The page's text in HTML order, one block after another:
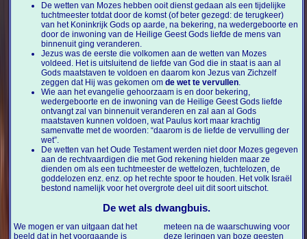
De wetten van Mozes hebben ooit dienst gedaan als een tijdelijke
tuchtmeester totdat door de komst (of beter gezegd: de terugkeer)
van het Koninkrijk Gods op aarde, na bekering, na wedergeboorte en
door de inwoning van de Heilige Geest Gods liefde de mens van
binnenuit ging veranderen.
Jezus was de eerste die volkomen aan de wetten van Mozes
voldeed. Het is uitsluitend de liefde van God die in staat is aan al
Gods maatstaven te voldoen en daarom kon Jezus van Zichzelf
zeggen dat Hij was gekomen omde wet te vervullen.
Wie aan het evangelie gehoorzaam is en door bekering,
wedergeboorte en de inwoning van de Heilige Geest Gods liefde
ontvangt zal van binnenuit veranderen en zal aan al Gods
maatstaven kunnen voldoen, wat Paulus kort maar krachtig
samenvatte met de woorden: “daarom is de liefde de vervulling der
wet”.
De wetten van het Oude Testament werden niet door Mozes gegeven
aan de rechtvaardigen die met God rekening hielden maar ze
dienden om als een tuchtmeester de wettelozen, tuchtelozen, de
goddelozen enz. enz. op het rechte spoor te houden. Het volk Israël
bestond namelijk voor het overgrote deel uit dit soort uitschot.
De wet als dwangbuis.
We mogen er van uitgaan dat het
beeld dat in het voorgaande is
meteen na de waarschuwing voor
deze leringen van boze geesten